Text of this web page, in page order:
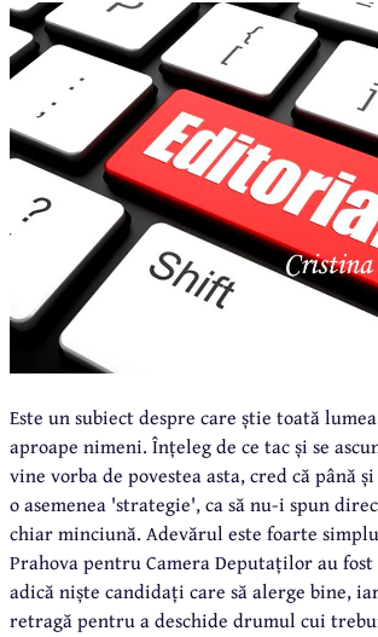
Este un subiect despre care știe toată
aproape nimeni. Înțeleg de ce tac și se
vine vorba de povestea asta, cred că până
o asemenea 'strategie', ca să nu-i spun
chiar minciună. Adevărul este foarte
Prahova pentru Camera Deputaților au
adică niște candidați care să alerge bine,
retragă pentru a deschide drumul cui